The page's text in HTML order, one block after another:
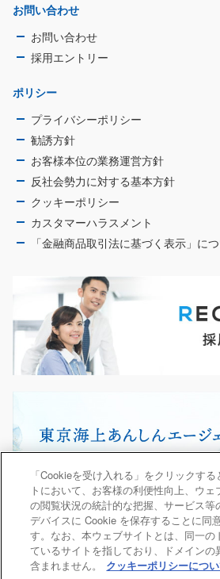
お問い合わせ
お問い合わせ
採用エントリー
ポリシー
プライバシーポリシー
勧誘方針
お客様本位の業務運営方針
反社会勢力に対する基本方針
クッキーポリシー
カスタマーハラスメント
「金融商品取引法に基づく表示」に
「Cookieを受け入れる」をクリックす
トにおいて、お客様の利便性向上、ウ
の閲覧状況の統計的な把握、サービス等
デバイスに Cookie を保存することに同
す。なお、本ウェブサイトとは、同一の
ているサイトを指しており、ドメインの
含まれません。
クッキーポリシーにつ